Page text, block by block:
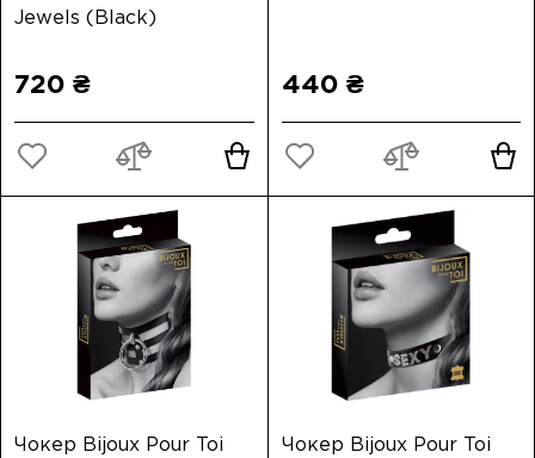
Jewels (Black)
720 ₴ 440 ₴
Чокер Bijoux Pour Toi Чокер Bijoux Pour Toi